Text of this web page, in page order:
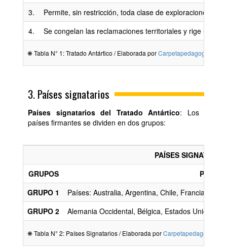
3.
Permite, sin restricción, toda clase de exploraciones de
4.
Se congelan las reclamaciones territoriales y rige un
❋ Tabla N° 1: Tratado Antártico / Elaborada porCarpetapedagogica.com
3. Países signatarios
Países signatarios del Tratado Antártico: Los
países firmantes se dividen en dos grupos:
PAÍSES
GRUPOS
PAÍSES
GRUPO 1
Países: Australia, Argentina, Chile, Francia,
GRUPO 2
Alemania Occidental, Bélgica, Estados Unidos,
❋ Tabla N° 2: Países Signatarios / Elaborada por